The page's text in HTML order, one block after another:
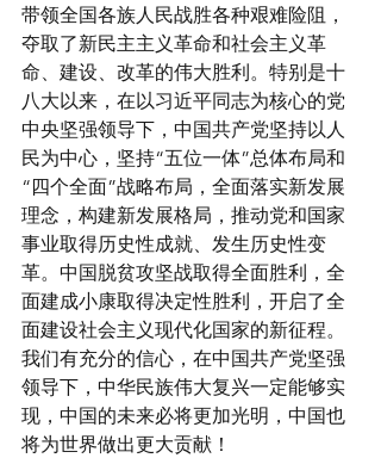
带领全国各族人民战胜各种艰难险阻，
夺取了新民主主义革命和社会主义革
命、建设、改革的伟大胜利。特别是十
八大以来，在以习近平同志为核心的党
中央坚强领导下，中国共产党坚持以人
民为中心，坚持“五位一体”总体布局和
“四个全面”战略布局，全面落实新发展
理念，构建新发展格局，推动党和国家
事业取得历史性成就、发生历史性变
革。中国脱贫攻坚战取得全面胜利，全
面建成小康取得决定性胜利，开启了全
面建设社会主义现代化国家的新征程。
我们有充分的信心，在中国共产党坚强
领导下，中华民族伟大复兴一定能够实
现，中国的未来必将更加光明，中国也
将为世界做出更大贡献！